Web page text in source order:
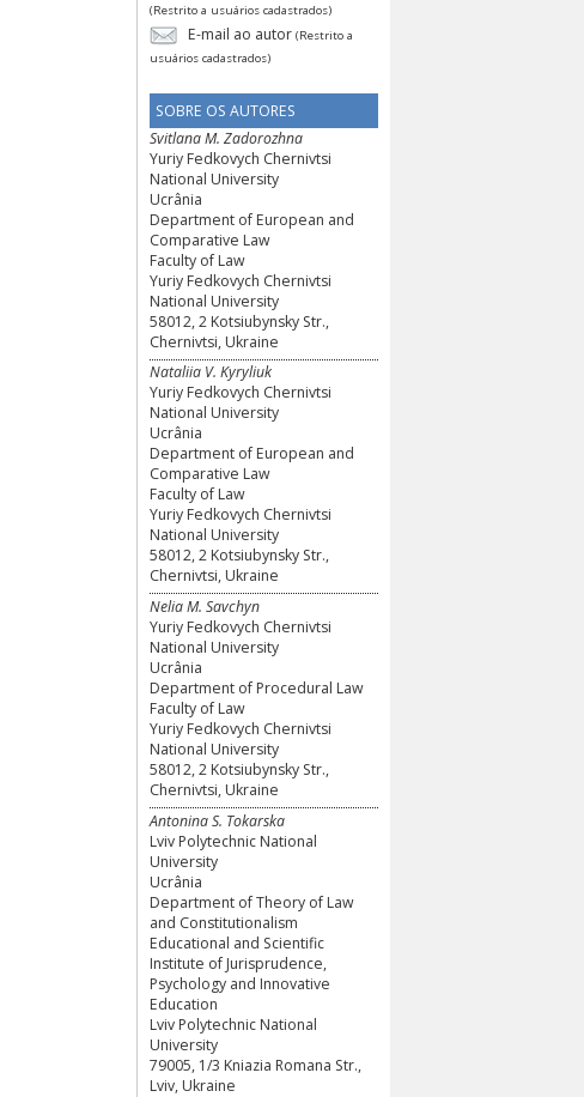
(Restrito a usuários cadastrados)
E-mail ao autor (Restrito a
usuários cadastrados)
SOBRE OS AUTORES
Svitlana M. Zadorozhna
Yuriy Fedkovych Chernivtsi
National University
Ucrânia
Department of European and
Comparative Law
Faculty of Law
Yuriy Fedkovych Chernivtsi
National University
58012, 2 Kotsiubynsky Str.,
Chernivtsi, Ukraine
Nataliia V. Kyryliuk
Yuriy Fedkovych Chernivtsi
National University
Ucrânia
Department of European and
Comparative Law
Faculty of Law
Yuriy Fedkovych Chernivtsi
National University
58012, 2 Kotsiubynsky Str.,
Chernivtsi, Ukraine
Nelia M. Savchyn
Yuriy Fedkovych Chernivtsi
National University
Ucrânia
Department of Procedural Law
Faculty of Law
Yuriy Fedkovych Chernivtsi
National University
58012, 2 Kotsiubynsky Str.,
Chernivtsi, Ukraine
Antonina S. Tokarska
Lviv Polytechnic National
University
Ucrânia
Department of Theory of Law
and Constitutionalism
Educational and Scientific
Institute of Jurisprudence,
Psychology and Innovative
Education
Lviv Polytechnic National
University
79005, 1/3 Kniazia Romana Str.,
Lviv, Ukraine